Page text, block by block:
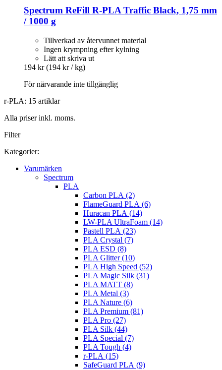
Spectrum ReFill R-​PLA Traffic Black, 1,75 mm
/ 1000 g
Tillverkad av återvunnet material
Ingen krympning efter kylning
Lätt att skriva ut
194 kr (194 kr / kg)
För närvarande inte tillgänglig
r-PLA: 15 artiklar
Alla priser inkl. moms.
Filter
Kategorier:
Varumärken
Spectrum
PLA
Carbon PLA (2)
FlameGuard PLA (6)
Huracan PLA (14)
LW-PLA UltraFoam (14)
Pastell PLA (23)
PLA Crystal (7)
PLA ESD (8)
PLA Glitter (10)
PLA High Speed (52)
PLA Magic Silk (31)
PLA MATT (8)
PLA Metal (3)
PLA Nature (6)
PLA Premium (81)
PLA Pro (27)
PLA Silk (44)
PLA Special (7)
PLA Tough (4)
r-PLA (15)
SafeGuard PLA (9)